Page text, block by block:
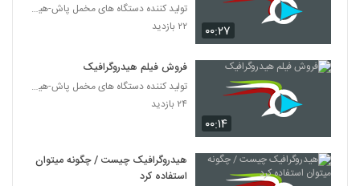
۰۰:۲۷
تولید کننده دستگاه های مخمل پاش-هیدروگرافیک-ابکاری
۲۲ بازدید
۰۰:۱۴
فروش فیلم هیدروگرافیک
تولید کننده دستگاه های مخمل پاش-هیدروگرافیک-ابکاری
۲۴ بازدید
هیدروگرافیک چیست / چگونه میتوان
استفاده کرد